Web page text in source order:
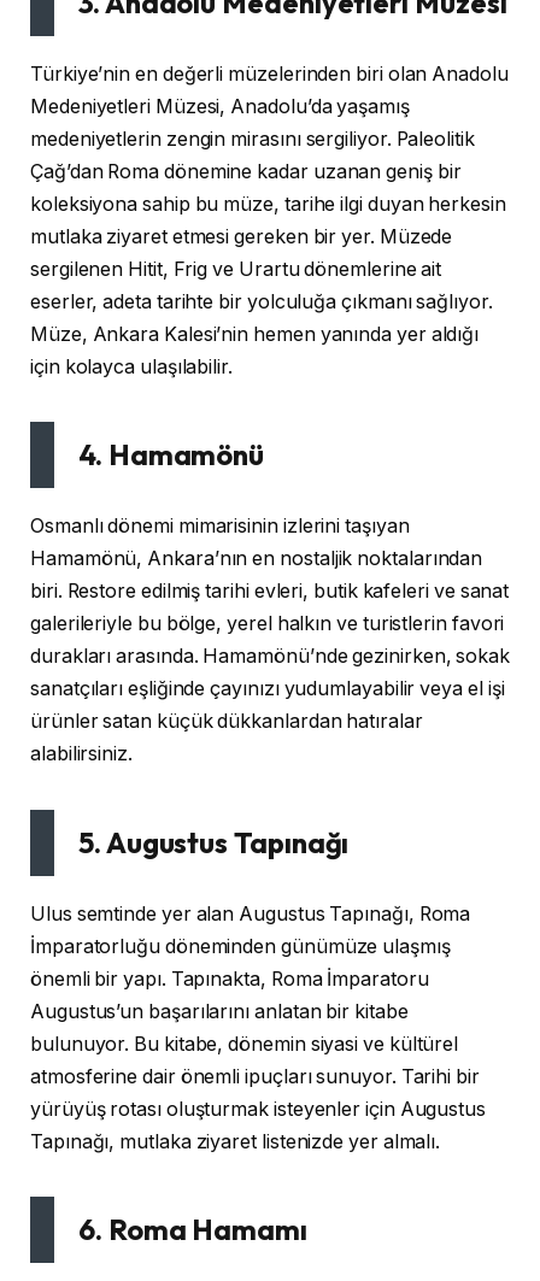
Türkiye’nin en değerli müzelerinden biri olan Anadolu
Medeniyetleri Müzesi, Anadolu’da yaşamış
medeniyetlerin zengin mirasını sergiliyor. Paleolitik
Çağ’dan Roma dönemine kadar uzanan geniş bir
koleksiyona sahip bu müze, tarihe ilgi duyan herkesin
mutlaka ziyaret etmesi gereken bir yer. Müzede
sergilenen Hitit, Frig ve Urartu dönemlerine ait
eserler, adeta tarihte bir yolculuğa çıkmanı sağlıyor.
Müze, Ankara Kalesi’nin hemen yanında yer aldığı
için kolayca ulaşılabilir.
4. Hamamönü
Osmanlı dönemi mimarisinin izlerini taşıyan
Hamamönü, Ankara’nın en nostaljik noktalarından
biri. Restore edilmiş tarihi evleri, butik kafeleri ve sanat
galerileriyle bu bölge, yerel halkın ve turistlerin favori
durakları arasında. Hamamönü’nde gezinirken, sokak
sanatçıları eşliğinde çayınızı yudumlayabilir veya el işi
ürünler satan küçük dükkanlardan hatıralar
alabilirsiniz.
5. Augustus Tapınağı
Ulus semtinde yer alan Augustus Tapınağı, Roma
İmparatorluğu döneminden günümüze ulaşmış
önemli bir yapı. Tapınakta, Roma İmparatoru
Augustus’un başarılarını anlatan bir kitabe
bulunuyor. Bu kitabe, dönemin siyasi ve kültürel
atmosferine dair önemli ipuçları sunuyor. Tarihi bir
yürüyüş rotası oluşturmak isteyenler için Augustus
Tapınağı, mutlaka ziyaret listenizde yer almalı.
6. Roma Hamamı